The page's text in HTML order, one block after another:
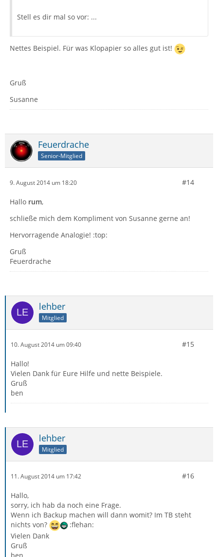
Stell es dir mal so vor: ...
Nettes Beispiel. Für was Klopapier so alles gut ist!
Gruß
Susanne
Feuerdrache
Senior-Mitglied
9. August 2014 um 18:20 #14
Hallo rum,
schließe mich dem Kompliment von Susanne gerne an!
Hervorragende Analogie! :top:
Gruß
Feuerdrache
lehber
Mitglied
10. August 2014 um 09:40 #15
Hallo!
Vielen Dank für Eure Hilfe und nette Beispiele.
Gruß
ben
lehber
Mitglied
11. August 2014 um 17:42 #16
Hallo,
sorry, ich hab da noch eine Frage.
Wenn ich Backup machen will dann womit? Im TB steht
nichts von?
:flehan:
Vielen Dank
Gruß